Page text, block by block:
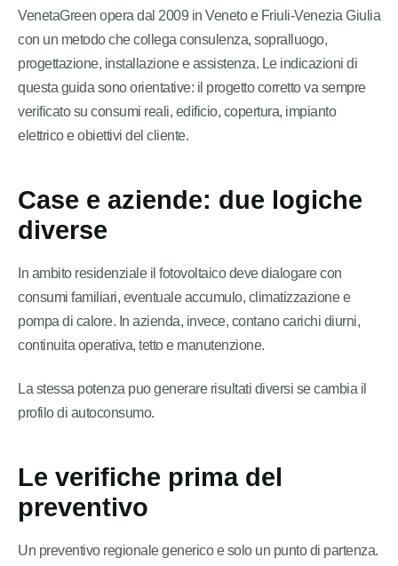
VenetaGreen opera dal 2009 in Veneto e Friuli-Venezia Giulia
con un metodo che collega consulenza, sopralluogo,
progettazione, installazione e assistenza. Le indicazioni di
questa guida sono orientative: il progetto corretto va sempre
verificato su consumi reali, edificio, copertura, impianto
elettrico e obiettivi del cliente.
Case e aziende: due logiche
diverse
In ambito residenziale il fotovoltaico deve dialogare con
consumi familiari, eventuale accumulo, climatizzazione e
pompa di calore. In azienda, invece, contano carichi diurni,
continuita operativa, tetto e manutenzione.
La stessa potenza puo generare risultati diversi se cambia il
profilo di autoconsumo.
Le verifiche prima del
preventivo
Un preventivo regionale generico e solo un punto di partenza.